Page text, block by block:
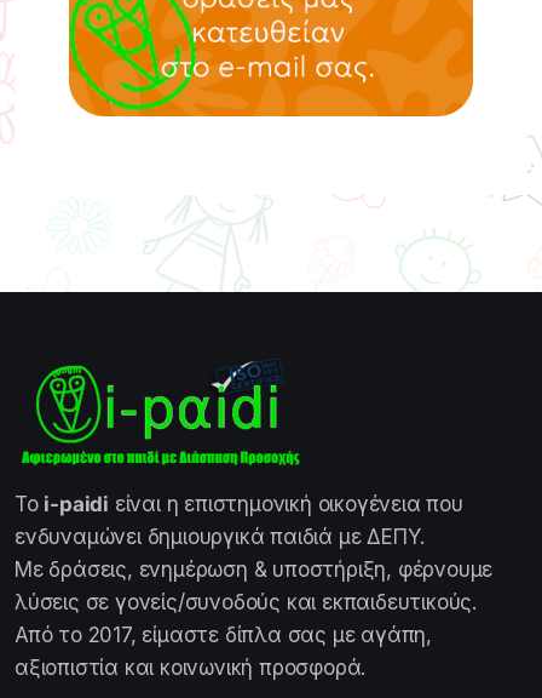
Το i-paidi είναι η επιστημονική οικογένεια που
ενδυναμώνει δημιουργικά παιδιά με ΔΕΠΥ.
Με δράσεις, ενημέρωση & υποστήριξη, φέρνουμε
λύσεις σε γονείς/συνοδούς και εκπαιδευτικούς.
Από το 2017, είμαστε δίπλα σας με αγάπη,
αξιοπιστία και κοινωνική προσφορά.